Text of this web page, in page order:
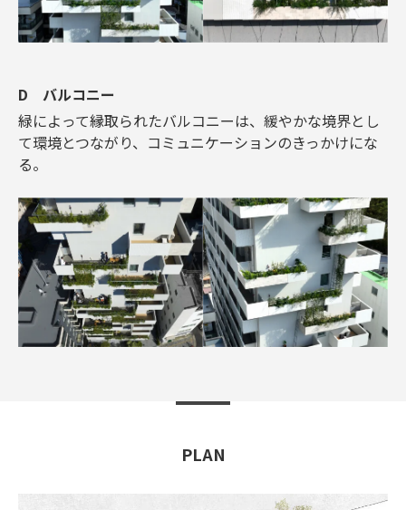
D バルコニー
緑によって縁取られたバルコニーは、緩やかな境界とし
て環境とつながり、コミュニケーションのきっかけにな
る。
PLAN